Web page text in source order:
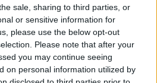
sale, sharing to third parties, or
or sensitive information for
please use the below opt-out
Please note that after your
you may continue seeing
on personal information utilized by